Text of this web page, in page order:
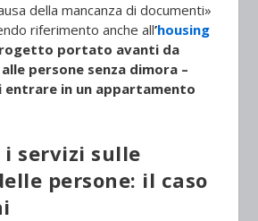
della mancanza di documenti»
riferimento anche all’housing
portato avanti da
alle persone senza dimora –
entrare in un appartamento
i servizi sulle
persone: il caso